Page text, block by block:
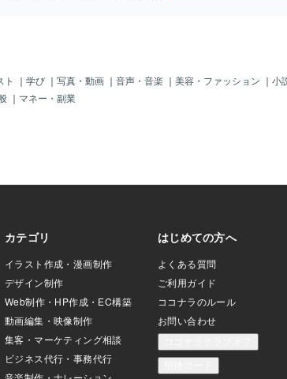
ギーのズレ”や“外的な干渉”を
来は似ていたはずのエネルギ
い始めるのです。エネルギー
“恋愛エネルギー”を送り、エ
波長を同調させることで自然
が成就へと進みます。無理や
合わせるのではなくエネルギ
ト ｜ 学び ｜ 写真・動画 ｜ 音声・音楽 ｜ 美容・ファッション ｜ 小
｜ マネー・副業